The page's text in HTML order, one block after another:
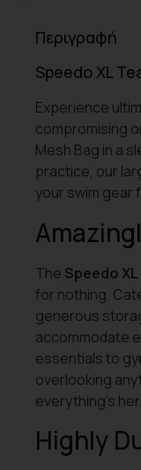
Περιγραφή
Speedo XL
Experience
compromising
Mesh Bag in a
practice, our
your swim gear
The Speedo
for nothing.
generous
accommodate
essentials to
overlooking
everything’s
Highly